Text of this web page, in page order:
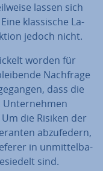
lassen sich
klas­si­sche La­
jedoch nicht.
worden für
Nachfrage
dass die
Un­ter­neh­men
Um die Risiken der
ab­zu­fe­dern,
in un­mit­tel­ba­
sind.